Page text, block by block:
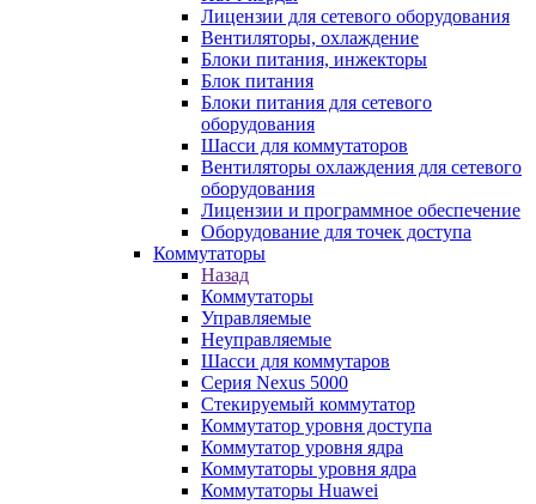
Лицензии для сетевого оборудования
Вентиляторы, охлаждение
Блоки питания, инжекторы
Блок питания
Блоки питания для сетевого
оборудования
Шасси для коммутаторов
Вентиляторы охлаждения для сетевого
оборудования
Лицензии и программное обеспечение
Оборудование для точек доступа
Коммутаторы
Назад
Коммутаторы
Управляемые
Неуправляемые
Шасси для коммутаров
Серия Nexus 5000
Стекируемый коммутатор
Коммутатор уровня доступа
Коммутатор уровня ядра
Коммутаторы уровня ядра
Коммутаторы Huawei